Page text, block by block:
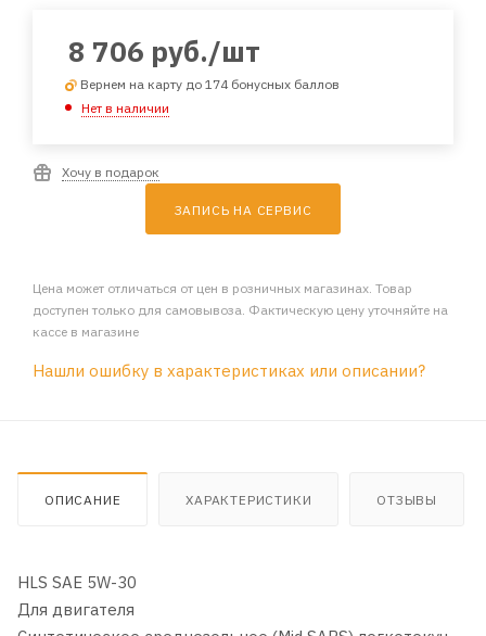
8 706 руб./шт
Вернем на карту до 174 бонусных баллов
Нет в наличии
Хочу в подарок
ЗАПИСЬ НА СЕРВИС
Цена может отличаться от цен в розничных магазинах. Товар
доступен только для самовывоза. Фактическую цену уточняйте на
кассе в магазине
Нашли ошибку в характеристиках или описании?
ОПИСАНИЕ ХАРАКТЕРИСТИКИ ОТЗЫВЫ
HLS SAE 5W-30
Для двигателя